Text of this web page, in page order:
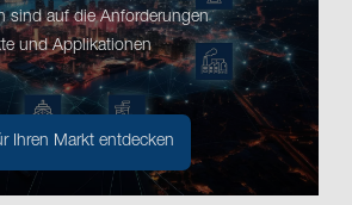
sind auf die Anforderungen
und Applikationen
Ihren Markt entdecken